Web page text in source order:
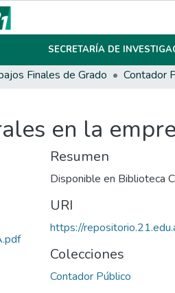
SECRETARÍA DE
Finales de Grado Contador
en la
Resumen
Disponible en Biblioteca
URI
https://
Colecciones
Contador Público